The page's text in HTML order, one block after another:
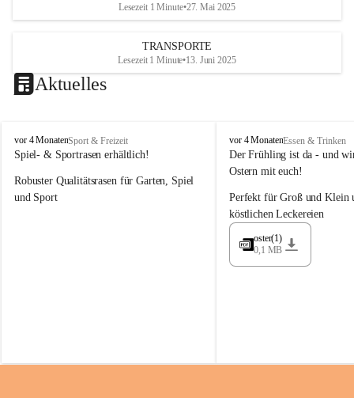
Lesezeit 1 Minute•27. Mai 2025
TRANSPORTE
Lesezeit 1 Minute•13. Juni 2025
Aktuelles
M
a
e
r
vor 4 MonatenSport & Freizeit
Spiel- & Sportrasen erhältlich!
Robuster Qualitätsrasen für Garten, Spiel
und Sport
M
a
y
r
G
ü
e
vor 4 MonatenEssen & Trinken
Der Frühling ist da - und
Ostern mit euch!
Perfekt für Groß und Klein
köstlichen Leckereien
oster(1)
0,1 MB